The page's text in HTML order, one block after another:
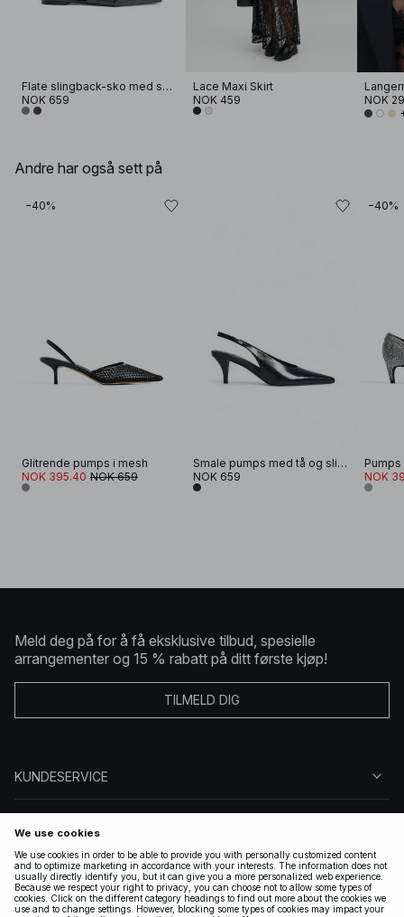
Flate slingback-sko med spennedetaljer
NOK 659
Lace Maxi Skirt
NOK 459
NOK
Andre har også sett på
−40%
Glitrende pumps i mesh
NOK 395.40 NOK 659
Smale pumps med tå og slingback
NOK 659
−40%
NOK
Meld deg på for å få eksklusive tilbud, spesielle
arrangementer og 15 % rabatt på ditt første kjøp!
TILMELD DIG
KUNDESERVICE
FØLG OSS
LOVLIG